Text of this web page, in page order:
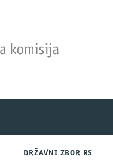
DRŽAVNI ZBOR RS